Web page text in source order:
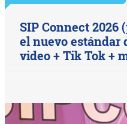
SIP Connect 2026
el nuevo estándar
video + Tik Tok +